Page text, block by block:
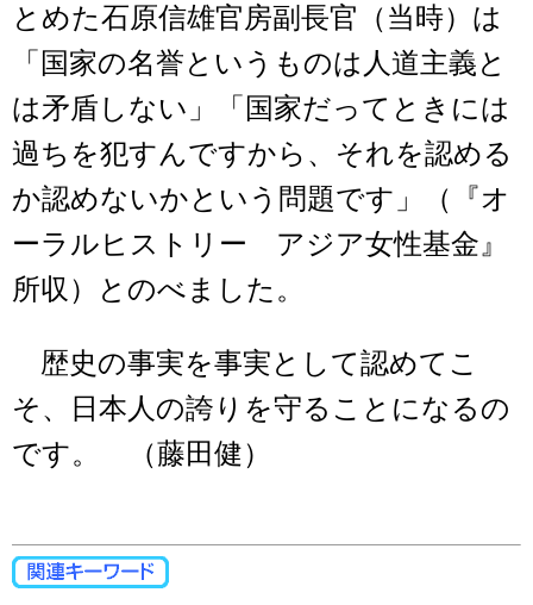
とめた石原信雄官房副長官（当時）は
「国家の名誉というものは人道主義と
は矛盾しない」「国家だってときには
過ちを犯すんですから、それを認める
か認めないかという問題です」（『オ
ーラルヒストリー アジア女性基金』
所収）とのべました。
歴史の事実を事実として認めてこ
そ、日本人の誇りを守ることになるの
です。 （藤田健）